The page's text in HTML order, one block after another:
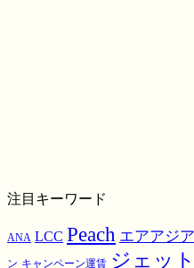
注目キーワード
ANA LCC Peach エアアジア
ン キャンペーン運賃 ジェッ